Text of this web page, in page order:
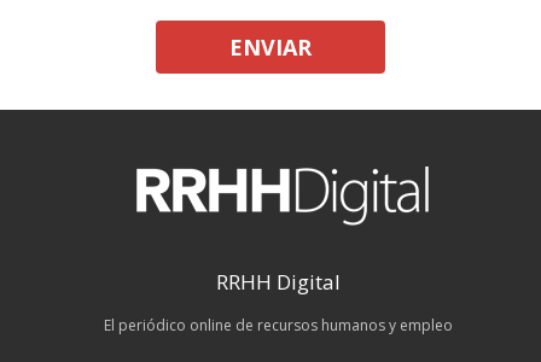
ENVIAR
RRHH Digital
El periódico online de recursos humanos y empleo